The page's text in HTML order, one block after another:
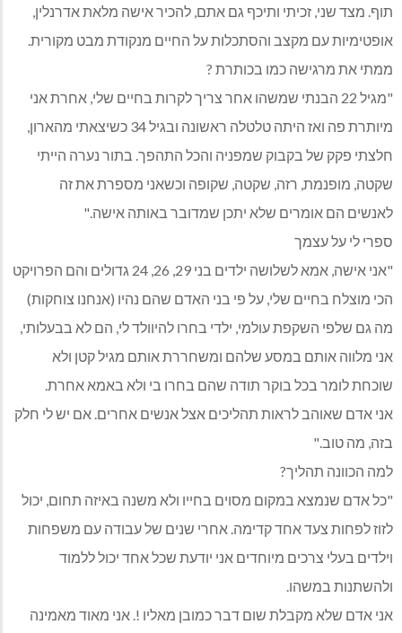
תוף. מצד שני, זכיתי ותיכף גם אתם, להכיר אישה מלאת אדרנלין,
אופטימיות עם מקצב והסתכלות על החיים מנקודת מבט מקורית.
ממתי את מרגישה כמו בכותרת ?
"מגיל 22 הבנתי שמשהו אחר צריך לקרות בחיים שלי, אחרת אני
מיותרת פה ואז היתה טלטלה ראשונה ובגיל 34 כשיצאתי מהארון,
חלצתי פקק של בקבוק שמפניה והכל התהפך. בתור נערה הייתי
שקטה, מופנמת, רזה, שקטה, שקופה וכשאני מספרת את זה
לאנשים הם אומרים שלא יתכן שמדובר באותה אישה."
ספרי לי על עצמך
"אני אישה, אמא לשלושה ילדים בני 29, 26, 24 גדולים והם הפרויקט
הכי מוצלח בחיים שלי, על פי בני האדם שהם נהיו (אנחנו צוחקות)
מה גם שלפי השקפת עולמי, ילדי בחרו להיוולד לי, הם לא בבעלותי,
אני מלווה אותם במסע שלהם ומשחררת אותם מגיל קטן ולא
שוכחת לומר בכל בוקר תודה שהם בחרו בי ולא באמא אחרת.
אני אדם שאוהב לראות תהליכים אצל אנשים אחרים. אם יש לי חלק
בזה, מה טוב."
למה הכוונה תהליך?
"כל אדם שנמצא במקום מסוים בחייו ולא משנה באיזה תחום, יכול
לזוז לפחות צעד אחד קדימה. אחרי שנים של עבודה עם משפחות
וילדים בעלי צרכים מיוחדים אני יודעת שכל אחד יכול ללמוד
ולהשתנות במשהו.
אני אדם שלא מקבלת שום דבר כמובן מאליו !. אני מאוד מאמינה